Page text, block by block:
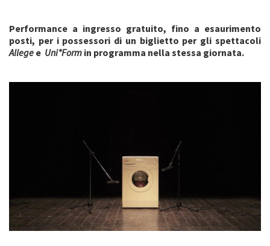
Performance a ingresso gratuito, fino a esaurimento
posti, per i possessori di un biglietto per gli spettacoli
Allege e Uni*Form in programma nella stessa giornata.